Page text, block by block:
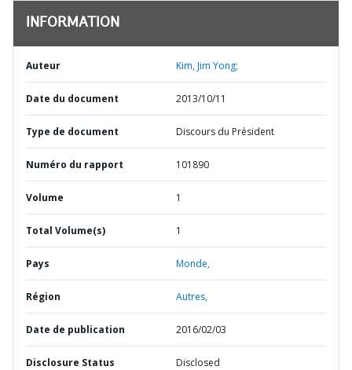
INFORMATION
Auteur Kim, Jim Yong;
Date du document 2013/10/11
Type de document Discours du Président
Numéro du rapport 101890
Volume 1
Total Volume(s) 1
Pays Monde,
Région Autres,
Date de publication 2016/02/03
Disclosure Status Disclosed